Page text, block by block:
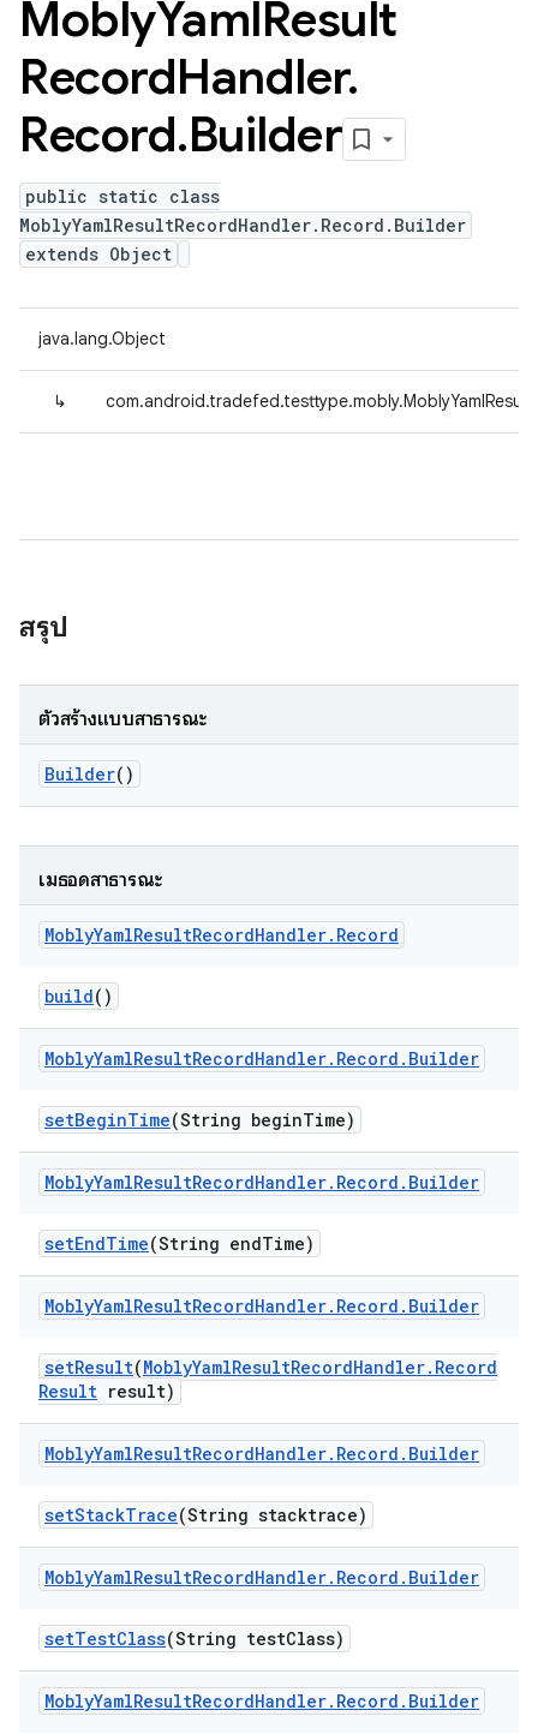
MoblyYamlResult
RecordHandler.
Record.Builder
public static class
MoblyYamlResultRecordHandler.Record.Builder
extends Object
java.lang.Object
↳
สรุป
ตัวสร้างแบบสาธารณะ
Builder()
เมธอดสาธารณะ
MoblyYamlResultRecordHandler. Record
build()
MoblyYamlResultRecordHandler. Record . Builder
setBeginTime(String beginTime)
MoblyYamlResultRecordHandler. Record . Builder
setEndTime(String endTime)
MoblyYamlResultRecordHandler. Record . Builder
setResult(MoblyYamlResultRecordHandler. Record
Result result)
MoblyYamlResultRecordHandler. Record . Builder
setStackTrace(String stacktrace)
MoblyYamlResultRecordHandler. Record . Builder
setTestClass(String testClass)
MoblyYamlResultRecordHandler. Record . Builder